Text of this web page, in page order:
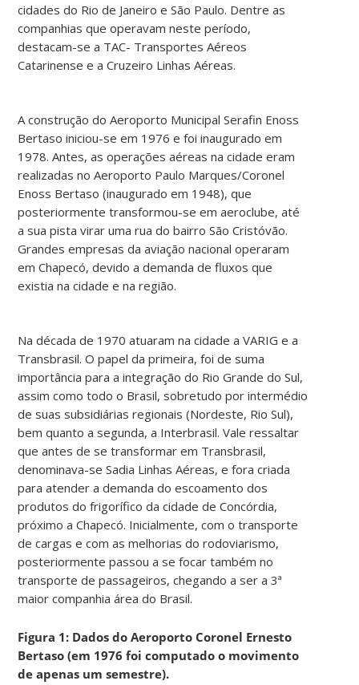
cidades do Rio de Janeiro e São Paulo. Dentre as
companhias que operavam neste período,
destacam-se a TAC- Transportes Aéreos
Catarinense e a Cruzeiro Linhas Aéreas.
A construção do Aeroporto Municipal Serafin Enoss
Bertaso iniciou-se em 1976 e foi inaugurado em
1978. Antes, as operações aéreas na cidade eram
realizadas no Aeroporto Paulo Marques/Coronel
Enoss Bertaso (inaugurado em 1948), que
posteriormente transformou-se em aeroclube, até
a sua pista virar uma rua do bairro São Cristóvão.
Grandes empresas da aviação nacional operaram
em Chapecó, devido a demanda de fluxos que
existia na cidade e na região.
Na década de 1970 atuaram na cidade a VARIG e a
Transbrasil. O papel da primeira, foi de suma
importância para a integração do Rio Grande do Sul,
assim como todo o Brasil, sobretudo por intermédio
de suas subsidiárias regionais (Nordeste, Rio Sul),
bem quanto a segunda, a Interbrasil. Vale ressaltar
que antes de se transformar em Transbrasil,
denominava-se Sadia Linhas Aéreas, e fora criada
para atender a demanda do escoamento dos
produtos do frigorífico da cidade de Concórdia,
próximo a Chapecó. Inicialmente, com o transporte
de cargas e com as melhorias do rodoviarismo,
posteriormente passou a se focar também no
transporte de passageiros, chegando a ser a 3ª
maior companhia área do Brasil.
Figura 1: Dados do Aeroporto Coronel Ernesto
Bertaso (em 1976 foi computado o movimento
de apenas um semestre).